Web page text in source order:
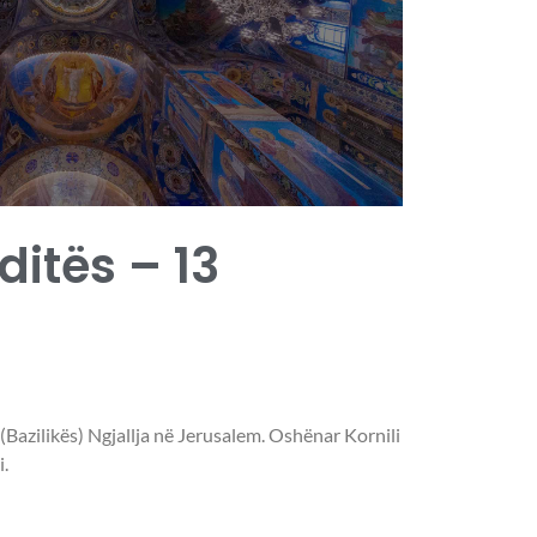
– 13
Ngjallja në Jerusalem. Oshënar Kornili